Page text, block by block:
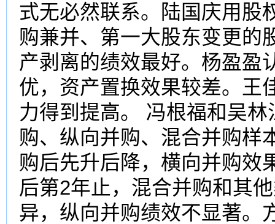
式无必然联系。陆国庆用股
购兼并、第一大股东变更的
产剥离的绩效最好。杨盈盈
优，资产置换效果较差。王
力得到提高。 冯根福和吴
购、纵向并购、混合并购样
购后先升后降，横向并购效
后第2年止，混合并购和其
异，纵向并购绩效不显著。